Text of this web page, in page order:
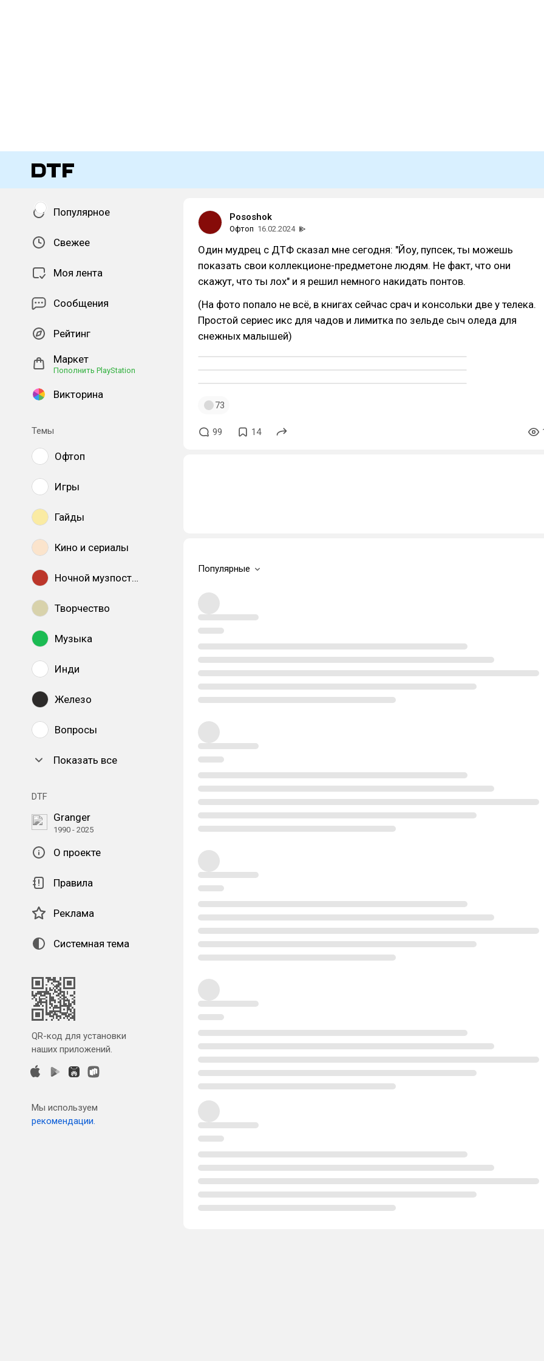
Популярное
Свежее
Моя лента
Сообщения
Рейтинг
Маркет
Пополнить PlayStation
Викторина
Темы
Офтоп
Игры
Гайды
Кино и сериалы
Ночной музпостинг
Творчество
Музыка
Инди
Железо
Вопросы
Показать все
DTF
Granger
1990 - 2025
О проекте
Правила
Реклама
Системная тема
QR-код для установки
наших приложений.
Мы используем
рекомендации.
Pososhok
Офтоп 16.02.2024
Один мудрец с ДТФ сказал мне сегодня: "Йоу, пупсек, ты можешь
показать свои коллекционе-предметоне людям. Не факт, что они
скажут, что ты лох" и я решил немного накидать понтов.
(На фото попало не всё, в книгах сейчас срач и консольки две у телека.
Простой сериес икс для чадов и лимитка по зельде сыч оледа для
снежных малышей)
73
99 14
Популярные